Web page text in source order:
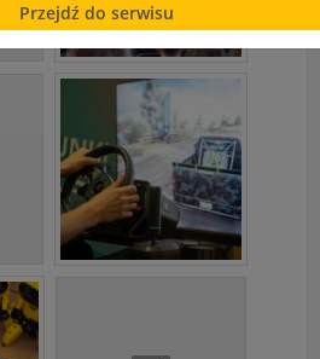
polityki prywatności oraz
są cały czas w sekcji
szkoła" > "Bezpieczeństwo"
Przejdź do serwisu